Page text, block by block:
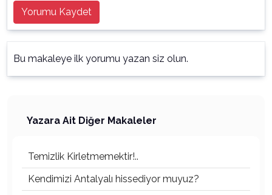
Yorumu Kaydet
Bu makaleye ilk yorumu yazan siz olun.
Yazara Ait Diğer Makaleler
Temizlik Kirletmemektir!..
Kendimizi Antalyalı hissediyor muyuz?